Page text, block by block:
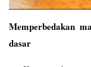
Memperbedakan
dasar